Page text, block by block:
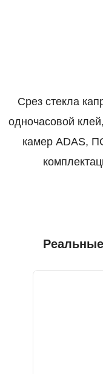
Срез стекла
одночасовой
камер ADAS,